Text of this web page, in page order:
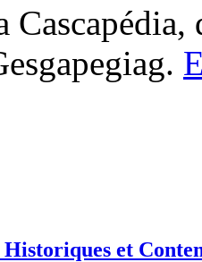
et